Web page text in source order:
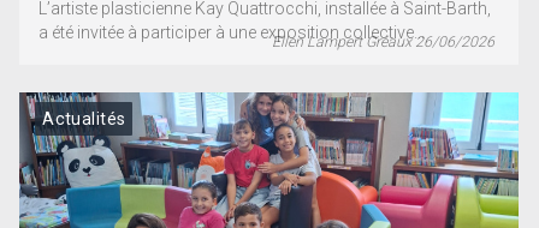
L’artiste plasticienne Kay Quattrocchi, installée à Saint-Barth,
a été invitée à participer à une exposition collective...
Ellen Lampert Gréaux 26/06/2026
Actualités